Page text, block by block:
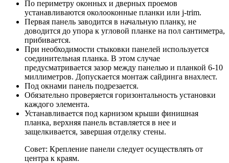
По периметру оконных и дверных проемов
устанавливаются околооконные планки или j-trim.
Первая панель заводится в начальную планку, не
доводится до упора к угловой планке на пол сантиметра,
прибивается.
При необходимости стыковки панелей используется
соединительная планка. В этом случае
предусматривается зазор между панелью и планкой 6-10
миллиметров. Допускается монтаж сайдинга внахлест.
Под окнами панель подрезается.
Обязательно проверяется горизонтальность установки
каждого элемента.
Устанавливается под карнизом крыши финишная
планка, верхняя панель вставляется в нее и
защелкивается, завершая отделку стены.
Совет: Крепление панели следует осуществлять от
центра к краям.